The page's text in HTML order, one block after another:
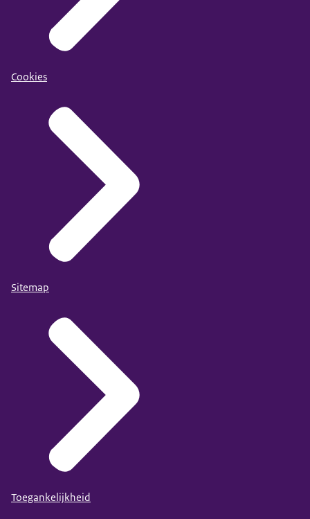
Cookies
Sitemap
Toegankelijkheid